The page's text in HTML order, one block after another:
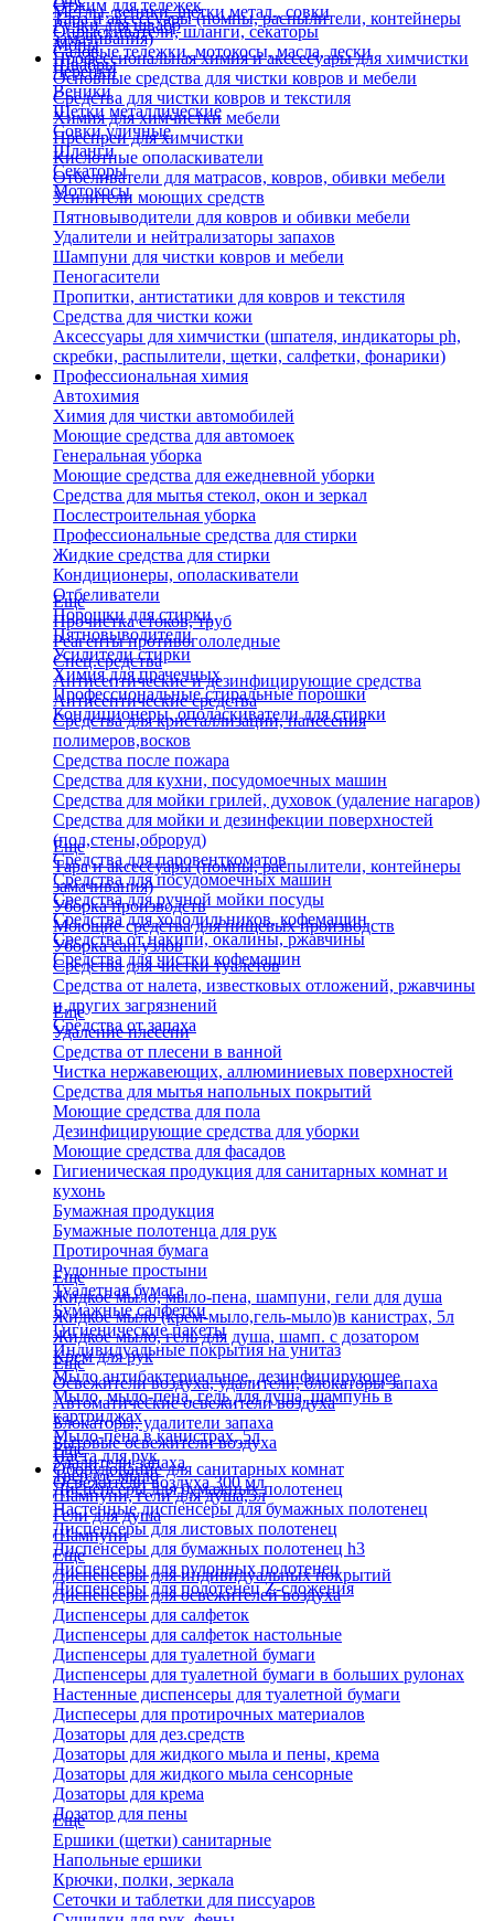
Отжим для тележек
Ручки для швабр
Мопы
Швабры
Метлы, веники, щетки метал., совки
Опрыскиватели, шланги, секаторы
Садовые тележки, мотокосы, масла, лески
Черенки
Веники
Щетки металлические
Совки уличные
Шланги
Секаторы
Мотокосы
Тара и аксессуары (помпы, распылители, контейнеры
замачивания)
Профессиональная химия и акссесуары для химчистки
Основные средства для чистки ковров и мебели
Средства для чистки ковров и текстиля
Химия для химчистки мебели
Преспреи для химчистки
Кислотные ополаскиватели
Отбеливатели для матрасов, ковров, обивки мебели
Усилители моющих средств
Пятновыводители для ковров и обивки мебели
Удалители и нейтрализаторы запахов
Шампуни для чистки ковров и мебели
Пеногасители
Пропитки, антистатики для ковров и текстиля
Средства для чистки кожи
Аксессуары для химчистки (шпателя, индикаторы ph,
скребки, распылители, щетки, салфетки, фонарики)
Профессиональная химия
Автохимия
Химия для чистки автомобилей
Моющие средства для автомоек
Генеральная уборка
Моющие средства для ежедневной уборки
Средства для мытья стекол, окон и зеркал
Послестроительная уборка
Профессиональные средства для стирки
Жидкие средства для стирки
Кондиционеры, ополаскиватели
Отбеливатели
Порошки для стирки
Пятновыводители
Усилители стирки
Химия для прачечных
Профессиональные стиральные порошки
Кондиционеры, ополаскиватели для стирки
Еще
Прочистка стоков, труб
Реагенты противогололедные
Спец.средства
Антисептические и дезинфицирующие средства
Антисептические средства
Средства для кристаллизации, нанесения
полимеров,восков
Средства после пожара
Средства для кухни, посудомоечных машин
Средства для мойки грилей, духовок (удаление нагаров)
Средства для мойки и дезинфекции поверхностей
(пол,стены,оброруд)
Средства для паровенткоматов
Средства для посудомоечных машин
Средства для ручной мойки посуды
Средства для холодильников, кофемашин
Средства от накипи, окалины, ржавчины
Средства для чистки кофемашин
Еще
Тара и аксессуары (помпы, распылители, контейнеры
замачивания)
Уборка производств
Моющие средства для пищевых производств
Уборка сан.узлов
Средства для чистки туалетов
Средства от налета, известковых отложений, ржавчины
и других загрязнений
Средства от запаха
Еще
Удаление плесени
Средства от плесени в ванной
Чистка нержавеющих, аллюминиевых поверхностей
Средства для мытья напольных покрытий
Моющие средства для пола
Дезинфицирующие средства для уборки
Моющие средства для фасадов
Гигиеническая продукция для санитарных комнат и
кухонь
Бумажная продукция
Бумажные полотенца для рук
Протирочная бумага
Рулонные простыни
Туалетная бумага
Бумажные салфетки
Гигиенические пакеты
Индивидуальные покрытия на унитаз
Еще
Жидкое мыло, мыло-пена, шампуни, гели для душа
Жидкое мыло (крем-мыло,гель-мыло)в канистрах, 5л
Жидкое мыло, гель для душа, шамп. с дозатором
Крем для рук
Мыло антибактериальное, дезинфицирующее
Мыло, мыло-пена, гель для душа, шампунь в
картриджах
Мыло-пена в канистрах, 5л
Паста для рук
Твердое мыло
Шампуни, гели для душа,5л
Гели для душа
Шампуни
Еще
Освежители воздуха, удалители, блокаторы запаха
Автоматические освежители воздуха
Блокаторы, удалители запаха
Бытовые освежители воздуха
Удалители запаха
Освежители воздуха 300 мл
Еще
Оборудование для санитарных комнат
Диспенсеры для бумажных полотенец
Настенные диспенсеры для бумажных полотенец
Диспенсеры для листовых полотенец
Диспенсеры для бумажных полотенец h3
Диспенсеры для рулонных полотенец
Диспенсеры для полотенец Z-сложения
Еще
Диспенсеры для индивидуальных покрытий
Диспенсеры для освежителей воздуха
Диспенсеры для салфеток
Диспенсеры для салфеток настольные
Диспенсеры для туалетной бумаги
Диспенсеры для туалетной бумаги в больших рулонах
Настенные диспенсеры для туалетной бумаги
Диспесеры для протирочных материалов
Дозаторы для дез.средств
Дозаторы для жидкого мыла и пены, крема
Дозаторы для жидкого мыла сенсорные
Дозаторы для крема
Дозатор для пены
Еще
Ершики (щетки) санитарные
Напольные ершики
Крючки, полки, зеркала
Сеточки и таблетки для писсуаров